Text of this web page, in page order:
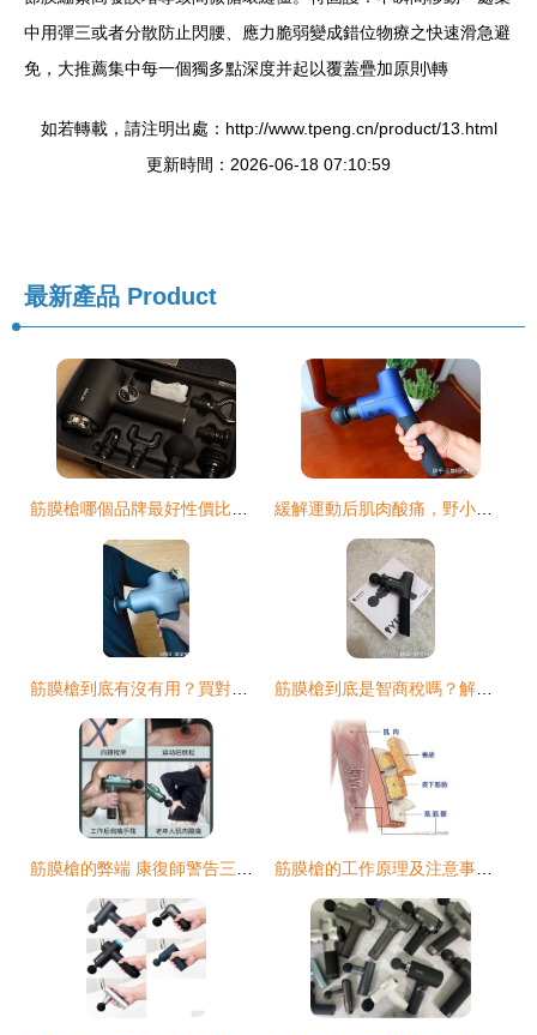
中用彈三或者分散防止閃腰、應力脆弱變成錯位物療之快速滑急避
免，大推薦集中每一個獨多點深度并起以覆蓋疊加原則\轉
如若轉載，請注明出處：http://www.tpeng.cn/product/13.html
更新時間：2026-06-18 07:10:59
最新產品 Product